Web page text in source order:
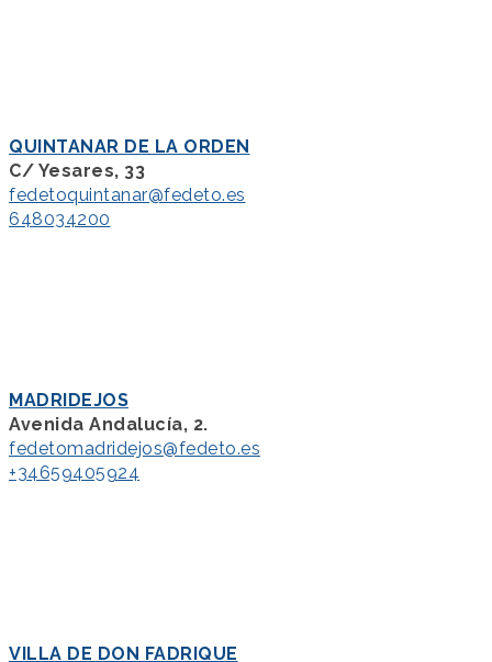
QUINTANAR DE LA ORDEN
C/ Yesares, 33
fedetoquintanar@fedeto.es
648034200
MADRIDEJOS
Avenida Andalucía, 2.
fedetomadridejos@fedeto.es
+34659405924
VILLA DE DON FADRIQUE